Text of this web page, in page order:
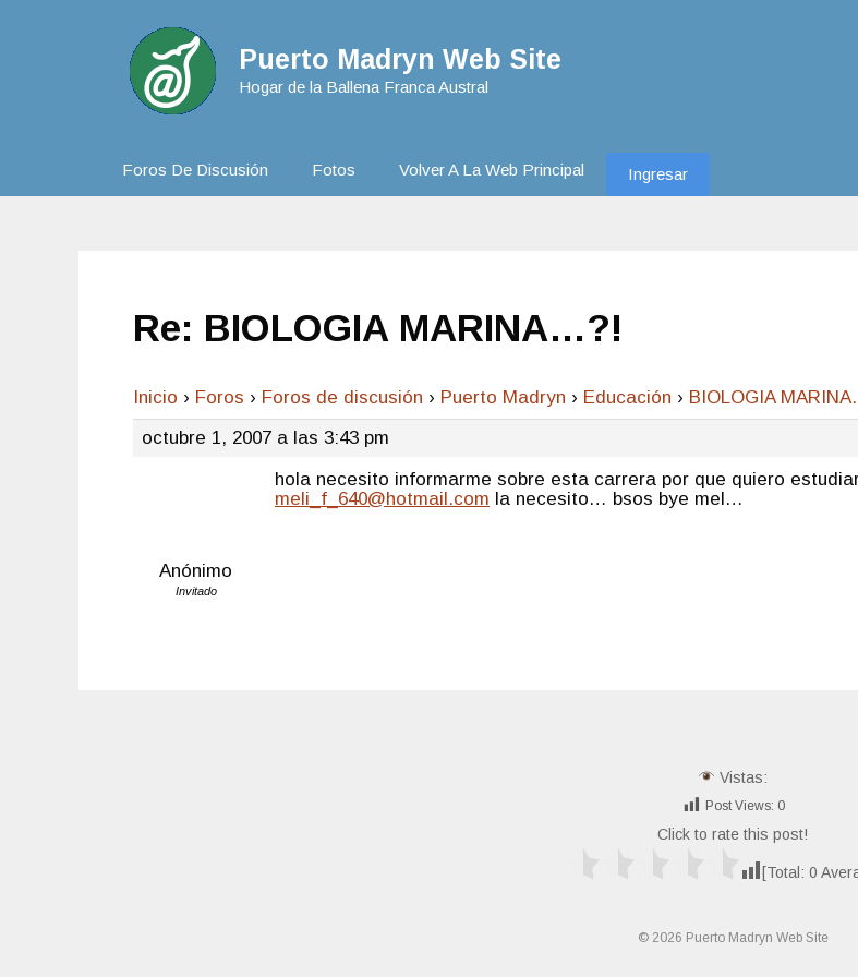
Puerto Madryn Web Site
Hogar de la Ballena Franca Austral
Foros De Discusión Fotos Volver A La Web Principal Ingresar
Re: BIOLOGIA MARINA…?!
Inicio › Foros › Foros de discusión › Puerto Madryn › Educación › BIOLOGIA
octubre 1, 2007 a las 3:43 pm
Anónimo
Invitado
hola necesito informarme sobre esta carrera por que quiero
meli_f_640@hotmail.com la necesito… bsos bye mel…
Vistas:
Post Views: 0
Click to rate this post!
[Total: 0
© 2026 Puerto Madryn Web Site